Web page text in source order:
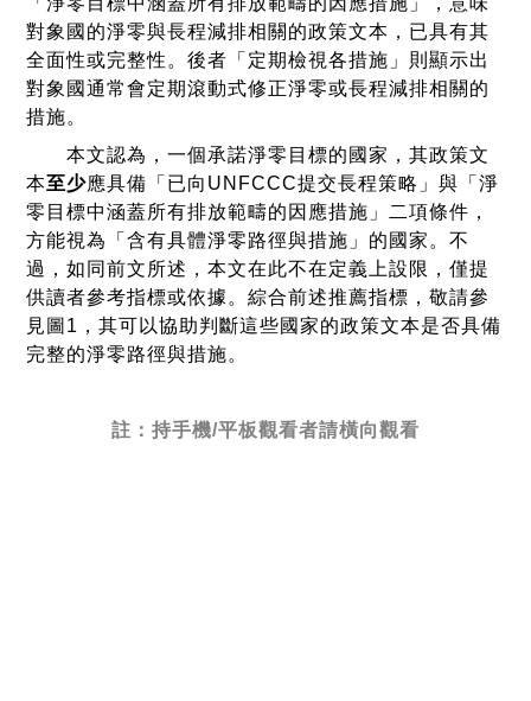
對象國的淨零與長程減排相關的政策文本，已具有其
全面性或完整性。後者「定期檢視各措施」則顯示出
對象國通常會定期滾動式修正淨零或長程減排相關的
措施。
本文認為，一個承諾淨零目標的國家，其政策文
本至少應具備「已向UNFCCC提交長程策略」與「淨
零目標中涵蓋所有排放範疇的因應措施」二項條件，
方能視為「含有具體淨零路徑與措施」的國家。不
過，如同前文所述，本文在此不在定義上設限，僅提
供讀者參考指標或依據。綜合前述推薦指標，敬請參
見圖1，其可以協助判斷這些國家的政策文本是否具備
完整的淨零路徑與措施。
註：持手機/平板觀看者請橫向觀看